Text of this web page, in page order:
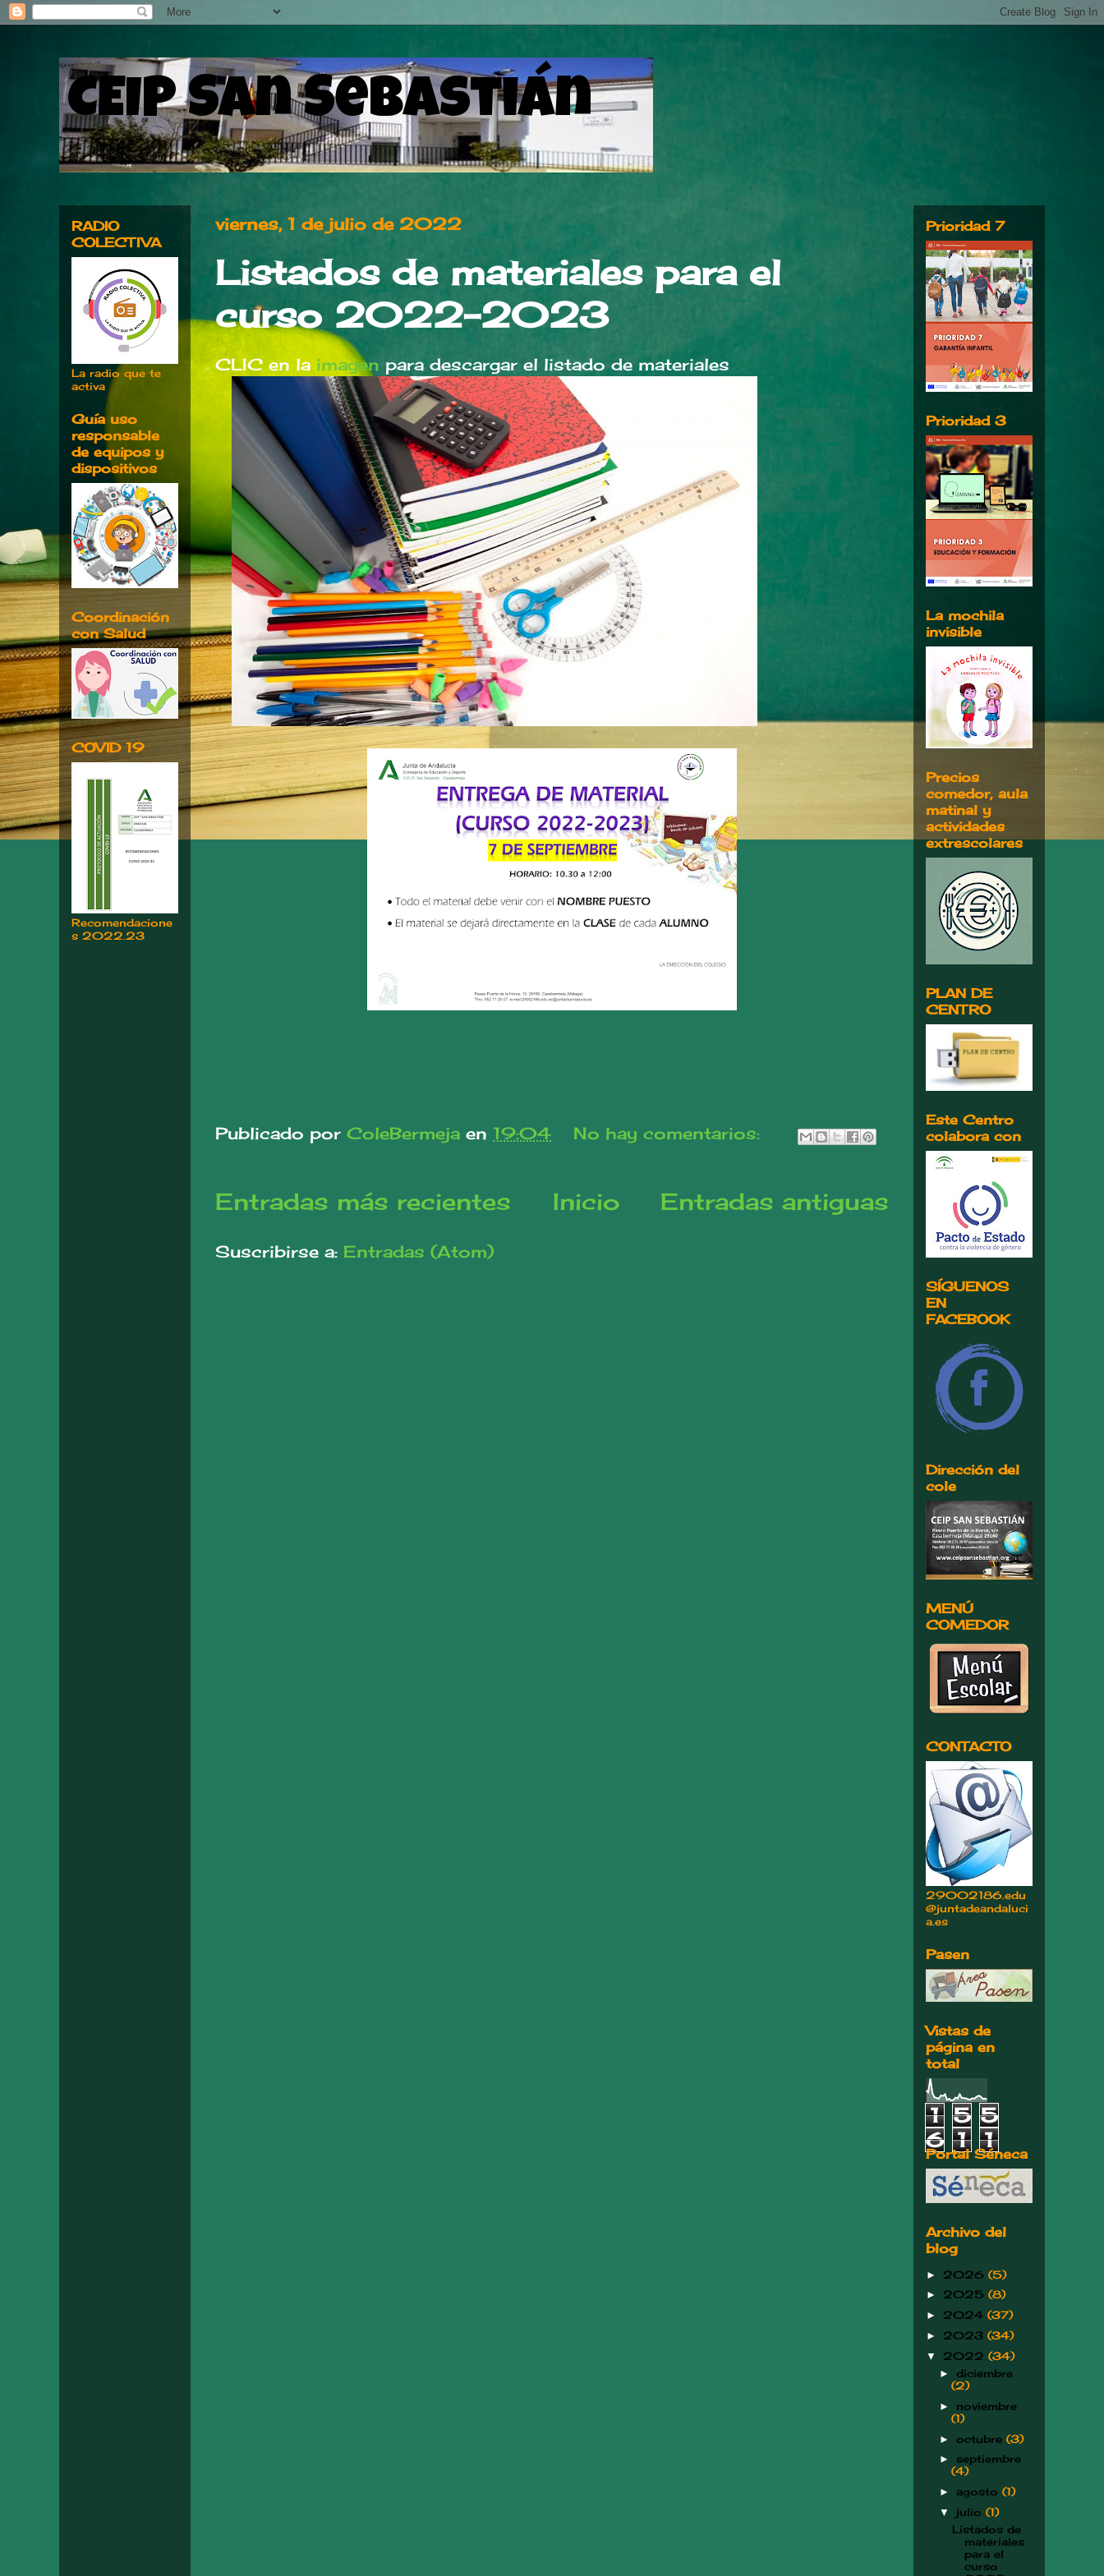
CEIP San Sebastián
viernes, 1 de julio de 2022
Listados de materiales para el
curso 2022-2023
CLIC en la imagen para descargar el listado de materiales
Publicado por ColeBermeja en 19:04 No hay comentarios:
Entradas más recientes Entradas antiguas
Inicio
Suscribirse a: Entradas (Atom)
RADIO
COLECTIVA
La radio que te
activa
Guía uso
responsable
de equipos y
dispositivos
Coordinación
con Salud
COVID 19
Recomendacione
s 2022.23
Prioridad 7
Prioridad 3
La mochila
invisible
Precios
comedor, aula
matinal y
actividades
extrescolares
PLAN DE
CENTRO
Este Centro
colabora con
SÍGUENOS
EN
FACEBOOK
Dirección del
cole
MENÚ
COMEDOR
CONTACTO
29002186.edu
@juntadeandaluci
a.es
Pasen
Vistas de
página en
total
1 5 5
6 1 1
Portal Séneca
Archivo del
blog
► 2026 (5)
► 2025 (8)
► 2024 (37)
► 2023 (34)
▼ 2022 (34)
► diciembre
(2)
► noviembre
(1)
► octubre (3)
► septiembre
(4)
► agosto (1)
▼ julio (1)
Listados de
materiales
para el
curso